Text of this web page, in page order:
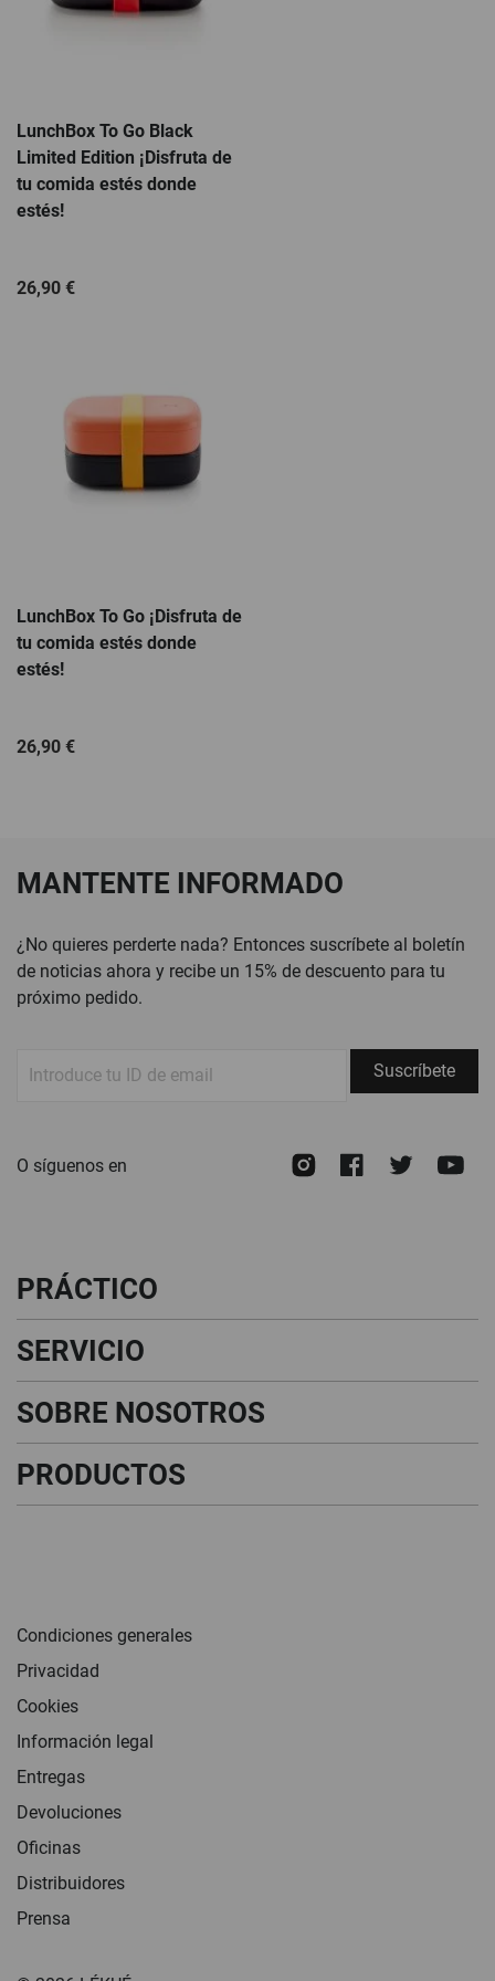
LunchBox To Go Black
Limited Edition ¡Disfruta de
tu comida estés donde
estés!
26,90 €
LunchBox To Go ¡Disfruta de
tu comida estés donde
estés!
26,90 €
MANTENTE INFORMADO
¿No quieres perderte nada? Entonces suscríbete al boletín
de noticias ahora y recibe un 15% de descuento para tu
próximo pedido.
de
Suscríbete
O síguenos en Instagram
Facebook
PRÁCTICO
SERVICIO
SOBRE NOSOTROS
PRODUCTOS
Condiciones generales
Privacidad
Cookies
Información legal
Entregas
Devoluciones
Oficinas
Distribuidores
Prensa